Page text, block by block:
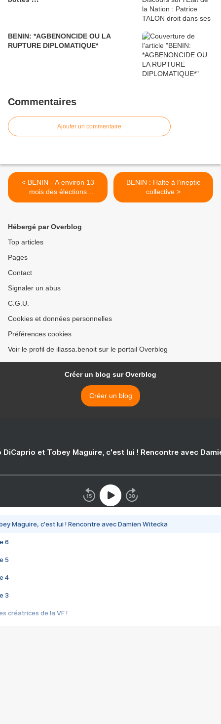
BENIN: *AGBENONCIDE OU LA
RUPTURE DIPLOMATIQUE*
Commentaires
Ajouter un commentaire
< BENIN - A environ 13
mois des élections
présidentielles de 2011: Les
BENIN : Halte à l’ineptie
collective >
Hébergé par Overblog
Top articles
Pages
Contact
Signaler un abus
C.G.U.
Cookies et données personnelles
Préférences cookies
Voir le profil de illassa.benoit sur le portail Overblog
Créer un blog sur Overblog
Créer un blog
DiCaprio et Tobey Maguire, c'est lui ! Rencontre avec
Maguire, c'est lui ! Rencontre avec Damien Witecka
6
5
4
3
créatrices de la VF !